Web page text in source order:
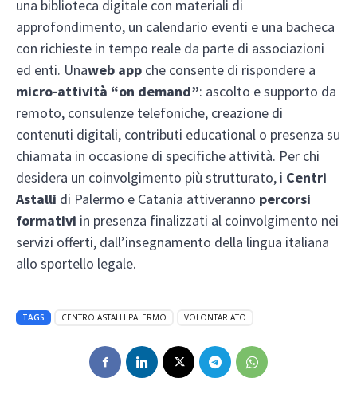
una biblioteca digitale con materiali di
approfondimento, un calendario eventi e una bacheca
con richieste in tempo reale da parte di associazioni
ed enti. Unaweb app che consente di rispondere a
micro-attività “on demand”: ascolto e supporto da
remoto, consulenze telefoniche, creazione di
contenuti digitali, contributi educational o presenza su
chiamata in occasione di specifiche attività. Per chi
desidera un coinvolgimento più strutturato, i Centri
Astalli di Palermo e Catania attiveranno percorsi
formativi in presenza finalizzati al coinvolgimento nei
servizi offerti, dall’insegnamento della lingua italiana
allo sportello legale.
TAGS CENTRO ASTALLI PALERMO VOLONTARIATO